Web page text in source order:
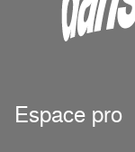
Espace pro